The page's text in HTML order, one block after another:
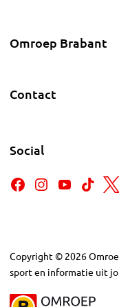
Omroep Brabant
Contact
Social
Copyright © 2026
sport en informatie uit